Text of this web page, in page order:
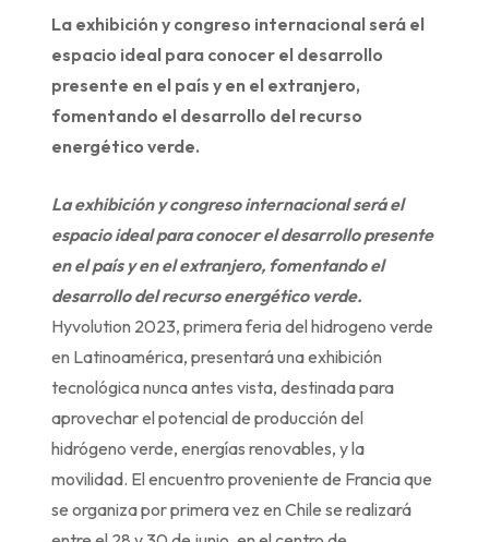
La exhibición y congreso internacional será el
espacio ideal para conocer el desarrollo
presente en el país y en el extranjero,
fomentando el desarrollo del recurso
energético verde.
La exhibición y congreso internacional será el
espacio ideal para conocer el desarrollo presente
en el país y en el extranjero, fomentando el
desarrollo del recurso energético verde.
Hyvolution 2023, primera feria del hidrogeno verde
en Latinoamérica, presentará una exhibición
tecnológica nunca antes vista, destinada para
aprovechar el potencial de producción del
hidrógeno verde, energías renovables, y la
movilidad. El encuentro proveniente de Francia que
se organiza por primera vez en Chile se realizará